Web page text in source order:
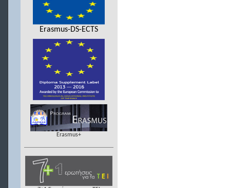
Erasmus-DS-ECTS
Erasmus+